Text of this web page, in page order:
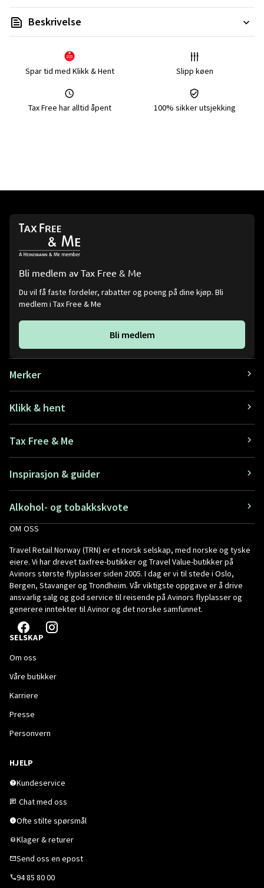
Beskrivelse
Spar tid med Klikk & Hent Slipp køen
Tax Free har alltid åpent 100% sikker utsjekking
Bli medlem av Tax Free & Me
Du vil få faste fordeler, rabatter og poeng på dine kjøp. Bli
medlem i Tax Free & Me
Bli medlem
Merker
Klikk & hent
Tax Free & Me
Inspirasjon & guider
Alkohol- og tobakkskvote
OM OSS
Travel Retail Norway (TRN) er et norsk selskap, med norske og tyske
eiere. Vi har drevet taxfree-butikker og Travel Value-butikker på
Avinors største flyplasser siden 2005. I dag er vi til stede i Oslo,
Bergen, Stavanger og Trondheim. Vår viktigste oppgave er å drive
ansvarlig salg og god service til reisende på Avinors flyplasser og
generere inntekter til Avinor og det norske samfunnet.
SELSKAP
Om oss
Våre butikker
Karriere
Presse
Personvern
HJELP
Kundeservice
Chat med oss
Ofte stilte spørsmål
Klager & returer
Send oss en epost
94 85 80 00